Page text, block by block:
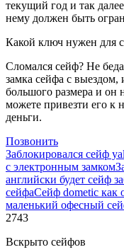
текущий год и так
нему должен быть
Какой ключ нужен для
Сломался сейф? Не
замка сейфа с
большого размера и он
можете привезти его к
деньги.
Позвонить
Заблокировался сейф
с электронным замком
английски будет сейф
сейфаСейф dometic как
маленький офесный
2743
Вскрыто сейфов